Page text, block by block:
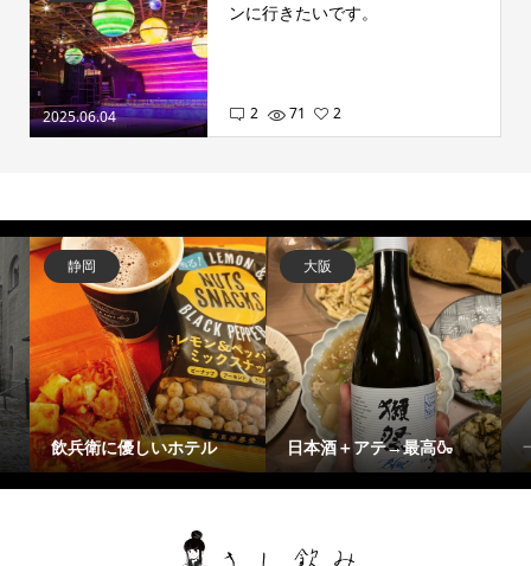
2025.06.04
ンに行きたいです。
2 71 2
静岡
飲兵衛に優しいホテル
大阪
日本酒＋アテ→最高🍶